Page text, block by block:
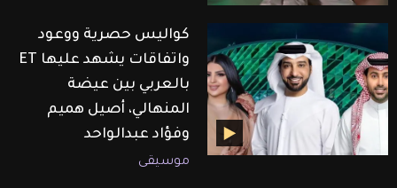
كواليس حصرية ووعود
واتفاقات يشهد عليها ET
بالعربي بين عيضة
المنهالي، أصيل هميم
وفؤاد عبدالواحد
موسيقى